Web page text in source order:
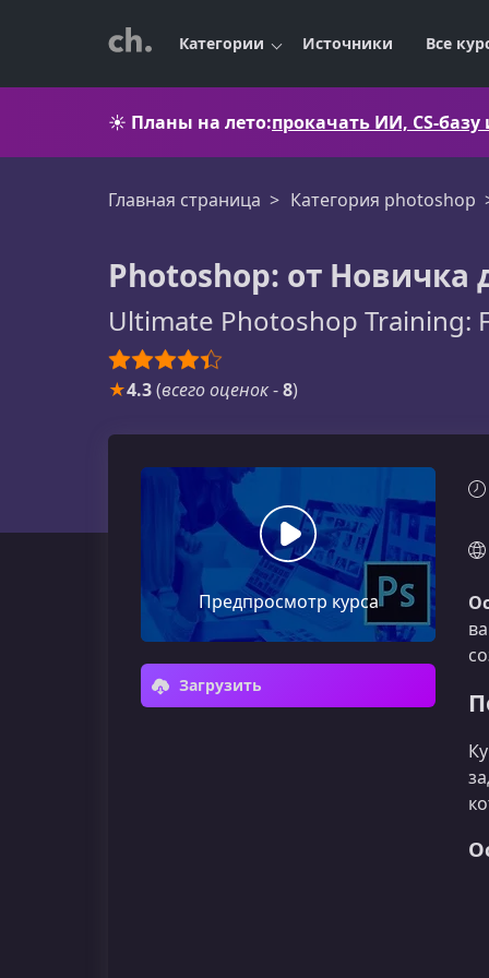
Категории Источники Все
☀️ Планы на лето:прокачать ИИ, CS-
Главная страница Категория photoshop
Photoshop: от Новичка
Ultimate Photoshop Training:
★4.3(всего оценок-8)
Предпросмотр курса
Загрузить